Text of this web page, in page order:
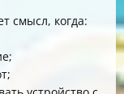
смысл, когда: